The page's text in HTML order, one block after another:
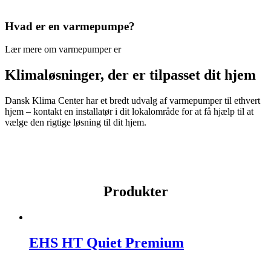
Hvad er en varmepumpe?
Lær mere om varmepumper er
Klimaløsninger, der er tilpasset dit hjem
Dansk Klima Center har et bredt udvalg af varmepumper til ethvert
hjem – kontakt en installatør i dit lokalområde for at få hjælp til at
vælge den rigtige løsning til dit hjem.
Produkter
EHS HT Quiet Premium